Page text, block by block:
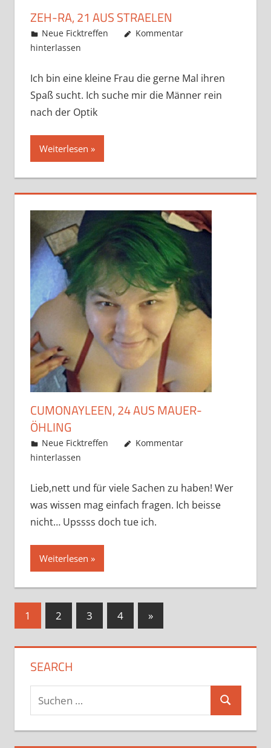
ZEH-RA, 21 AUS STRAELEN
Mai 22, 2019
admino
Neue Ficktreffen
Kommentar
hinterlassen
Ich bin eine kleine Frau die gerne Mal ihren
Spaß sucht. Ich suche mir die Männer rein
nach der Optik
Weiterlesen
CUMONAYLEEN, 24 AUS MAUER-
ÖHLING
Mai 22, 2019
admino
Neue Ficktreffen
Kommentar
hinterlassen
Lieb,nett und für viele Sachen zu haben! Wer
was wissen mag einfach fragen. Ich beisse
nicht… Upssss doch tue ich.
Weiterlesen
Seitennummerierung
Beiträge
1 2 3 4
Nächste
Beiträge
»
SEARCH
Suchen
Suchen